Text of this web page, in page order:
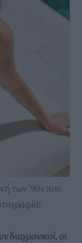
των '90s που
διαχρονικοί, οι